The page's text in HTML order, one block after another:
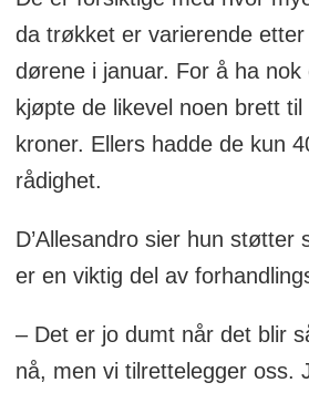
da trøkket er varierende
dørene i januar. For å ha nok
kjøpte de likevel noen brett
kroner. Ellers hadde de kun
rådighet.
D’Allesandro sier hun støtter
er en viktig del av
– Det er jo dumt når det blir
nå, men vi tilrettelegger oss.